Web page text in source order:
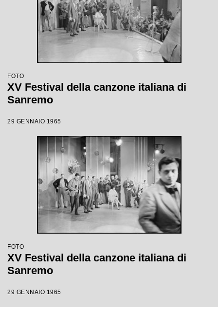
FOTO
XV Festival della canzone italiana di
Sanremo
29 GENNAIO 1965
FOTO
XV Festival della canzone italiana di
Sanremo
29 GENNAIO 1965